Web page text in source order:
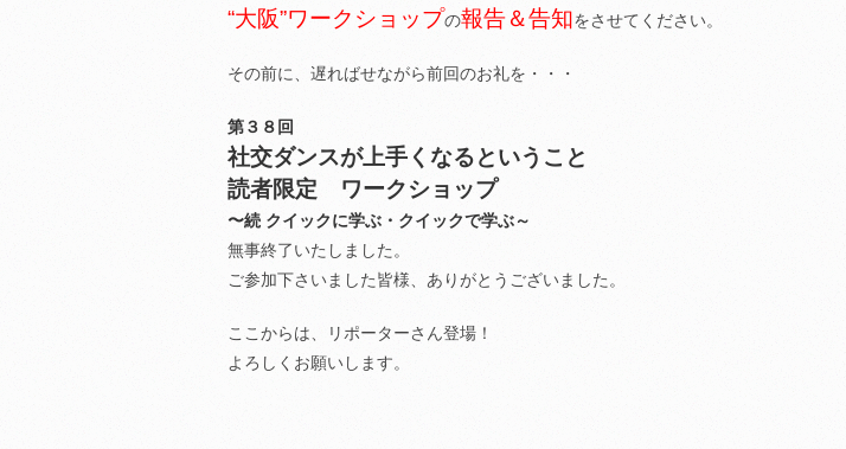
“大阪”ワークショップの報告＆告知をさせてください。
その前に、遅ればせながら前回のお礼を・・・
第３８回
社交ダンスが上手くなるということ
読者限定 ワークショップ
〜続 クイックに学ぶ・クイックで学ぶ～
無事終了いたしました。
ご参加下さいました皆様、ありがとうございました。
ここからは、リポーターさん登場！
よろしくお願いします。